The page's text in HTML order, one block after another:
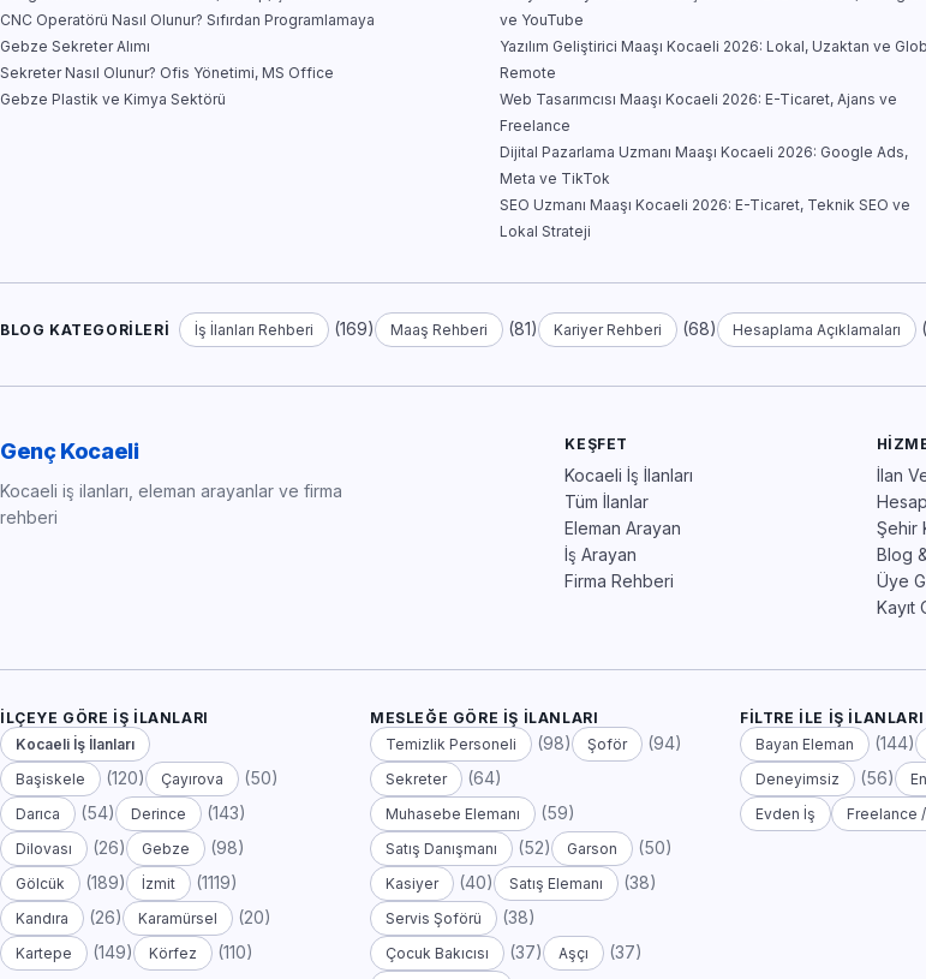
CNC Operatörü Nasıl Olunur? Sıfırdan Programlamaya
Gebze Sekreter Alımı
Sekreter Nasıl Olunur? Ofis Yönetimi, MS Office
Gebze Plastik ve Kimya Sektörü
ve YouTube
Yazılım Geliştirici Maaşı Kocaeli 2026: Lokal, Uzaktan ve
Remote
Web Tasarımcısı Maaşı Kocaeli 2026: E-Ticaret, Ajans ve
Freelance
Dijital Pazarlama Uzmanı Maaşı Kocaeli 2026: Google Ads,
Meta ve TikTok
SEO Uzmanı Maaşı Kocaeli 2026: E-Ticaret, Teknik SEO ve
Lokal Strateji
BLOG KATEGORILERI İş İlanları Rehberi (169) Maaş Rehberi (81) Kariyer Rehberi (68) Hesaplama Açıklamaları
Genç Kocaeli
Kocaeli iş ilanları, eleman arayanlar ve firma
rehberi
KEŞFET
Kocaeli İş İlanları
Tüm İlanlar
Eleman Arayan
İş Arayan
Firma Rehberi
İlan
Şehir
Blog
Üye
Kayıt
İLÇEYE GÖRE İŞ İLANLARI
Kocaeli İş İlanları
Başiskele
(120) Çayırova (50)
Darıca (54) Derince (143)
Dilovası (26) Gebze (98)
Gölcük (189) İzmit (1119)
Kandıra (26) Karamürsel (20)
Kartepe (149) Körfez (110)
MESLEĞE GÖRE İŞ İLANLARI
Temizlik Personeli
(98) Şoför (94)
Sekreter (64)
Muhasebe Elemanı (59)
Satış Danışmanı (52) Garson (50)
Kasiyer (40) Satış Elemanı (38)
Servis Şoförü (38)
Çocuk Bakıcısı (37) Aşçı
(37)
FILTRE ILE İŞ İLANLARI
Bayan Eleman
(144)
Deneyimsiz (56)
Evden İş Freelance